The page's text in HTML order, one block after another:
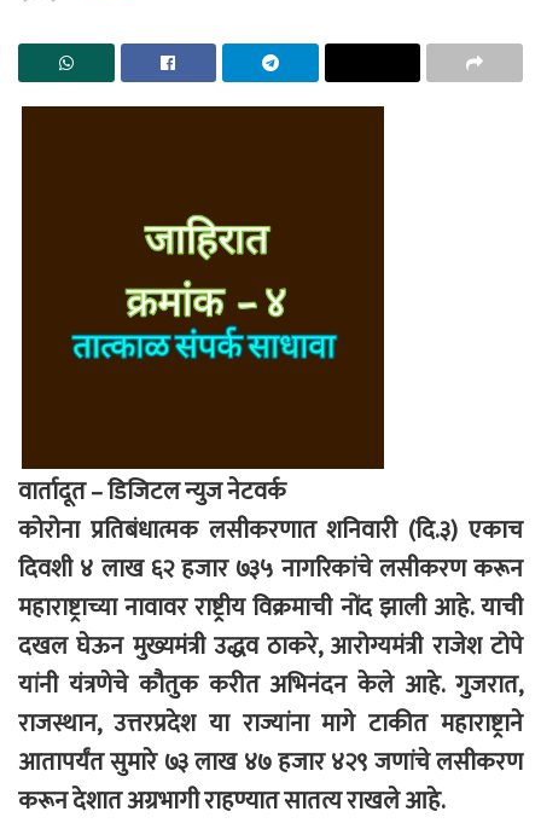
वार्तादूत – डिजिटल न्युज नेटवर्क
कोरोना प्रतिबंधात्मक लसीकरणात शनिवारी (दि.३) एकाच
दिवशी ४ लाख ६२ हजार ७३५ नागरिकांचे लसीकरण करून
महाराष्ट्राच्या नावावर राष्ट्रीय विक्रमाची नोंद झाली आहे. याची
दखल घेऊन मुख्यमंत्री उद्धव ठाकरे, आरोग्यमंत्री राजेश टोपे
यांनी यंत्रणेचे कौतुक करीत अभिनंदन केले आहे. गुजरात,
राजस्थान, उत्तरप्रदेश या राज्यांना मागे टाकीत महाराष्ट्राने
आतापर्यंत सुमारे ७३ लाख ४७ हजार ४२९ जणांचे लसीकरण
करून देशात अग्रभागी राहण्यात सातत्य राखले आहे.